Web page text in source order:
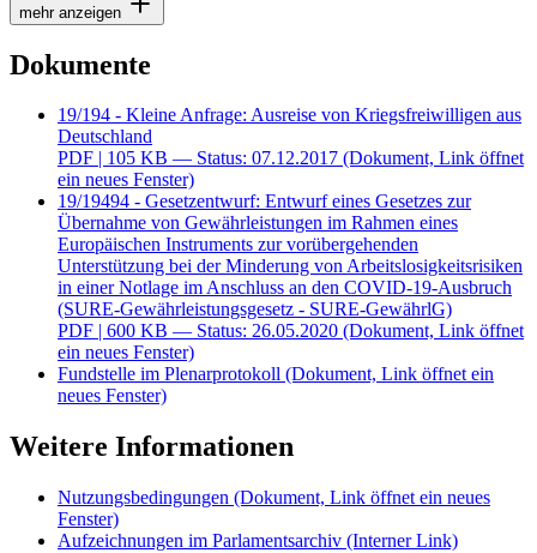
mehr anzeigen
Dokumente
19/194 - Kleine Anfrage: Ausreise von Kriegsfreiwilligen aus
Deutschland
PDF | 105 KB — Status: 07.12.2017 (Dokument, Link öffnet
ein neues Fenster)
19/19494 - Gesetzentwurf: Entwurf eines Gesetzes zur
Übernahme von Gewährleistungen im Rahmen eines
Europäischen Instruments zur vorübergehenden
Unterstützung bei der Minderung von Arbeitslosigkeitsrisiken
in einer Notlage im Anschluss an den COVID-19-Ausbruch
(SURE-Gewährleistungsgesetz - SURE-GewährlG)
PDF | 600 KB — Status: 26.05.2020 (Dokument, Link öffnet
ein neues Fenster)
Fundstelle im Plenarprotokoll (Dokument, Link öffnet ein
neues Fenster)
Weitere Informationen
Nutzungsbedingungen (Dokument, Link öffnet ein neues
Fenster)
Aufzeichnungen im Parlamentsarchiv (Interner Link)